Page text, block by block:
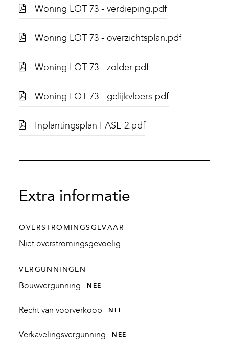
Woning LOT 73 - verdieping.pdf
Woning LOT 73 - overzichtsplan.pdf
Woning LOT 73 - zolder.pdf
Woning LOT 73 - gelijkvloers.pdf
Inplantingsplan FASE 2.pdf
Extra informatie
OVERSTROMINGSGEVAAR
Niet overstromingsgevoelig
VERGUNNINGEN
Bouwvergunning NEE
Recht van voorverkoop NEE
Verkavelingsvergunning NEE